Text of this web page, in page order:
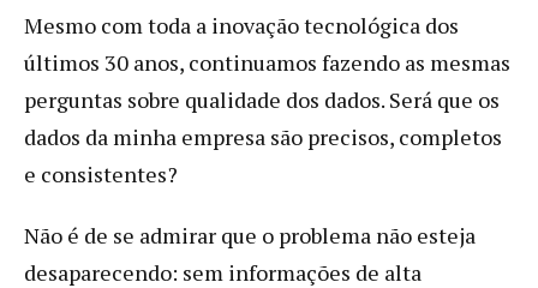
Mesmo com toda a inovação tecnológica dos
últimos 30 anos, continuamos fazendo as mesmas
perguntas sobre qualidade dos dados. Será que os
dados da minha empresa são precisos, completos
e consistentes?
Não é de se admirar que o problema não esteja
desaparecendo: sem informações de alta